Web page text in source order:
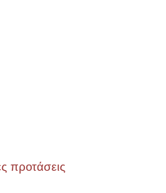
προτάσεις